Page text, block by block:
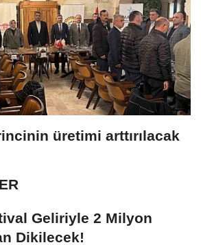
üretimi arttırılacak
Geliriyle 2 Milyon
Dikilecek!